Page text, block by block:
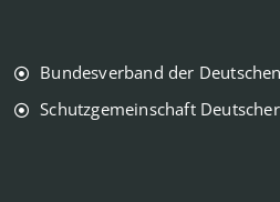
Bundesverband der
Schutzgemeinschaft